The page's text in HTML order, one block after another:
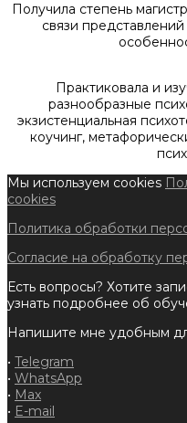
Получила степень
связи
Практиковала и
разнообразные
экзистенциальная
коучинг,
Мы используем cookies
cookies
Политика обработки
Согласие на обработку
Есть вопросы? Хотите
узнать подробнее об
Напишите мне удобным
• Telegram
• WhatsApp
• Max
• E-mail